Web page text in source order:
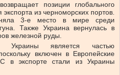
позиции глобального
экспорта из черноморских портов.
3-е место в мире среди
Также Украина вернулась в
железной руды.
Украины является частью
включен в Европейские
в экспорте стали из Украины